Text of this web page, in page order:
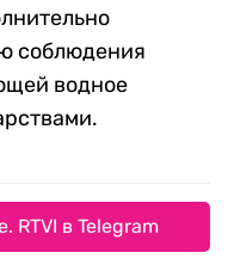
соблюдения
водное
RTVI в Telegram